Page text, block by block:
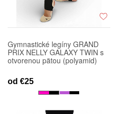
Gymnastické legíny GRAND
PRIX NELLY GALAXY TWIN s
otvorenou pätou (polyamid)
od €25